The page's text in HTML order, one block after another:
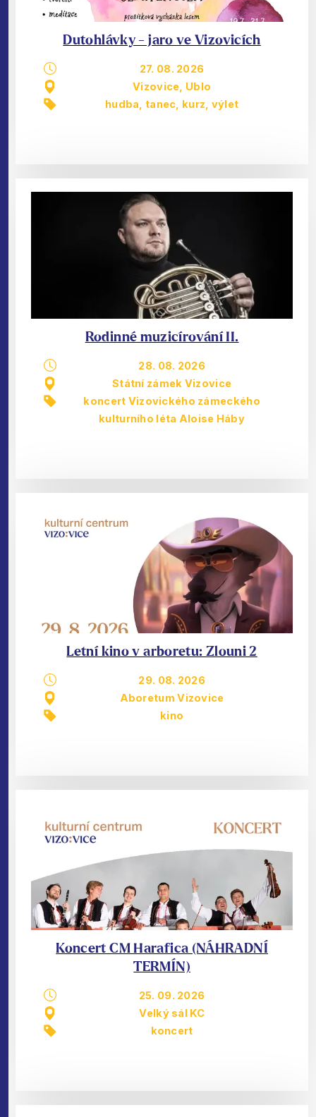
Dutohlávky - jaro ve Vizovicích
27. 08. 2026
Vizovice, Ublo
hudba, tanec kurz výlet
Rodinné muzicírování II.
28. 08. 2026
Státní zámek Vizovice
koncert Vizovického zámeckého
kulturního léta Aloise Háby
Letní kino v arboretu: Zlouni 2
29. 08. 2026
Aboretum Vizovice
kino
Koncert CM Harafica (NÁHRADNÍ
TERMÍN)
25. 09. 2026
Velký sál KC
koncert